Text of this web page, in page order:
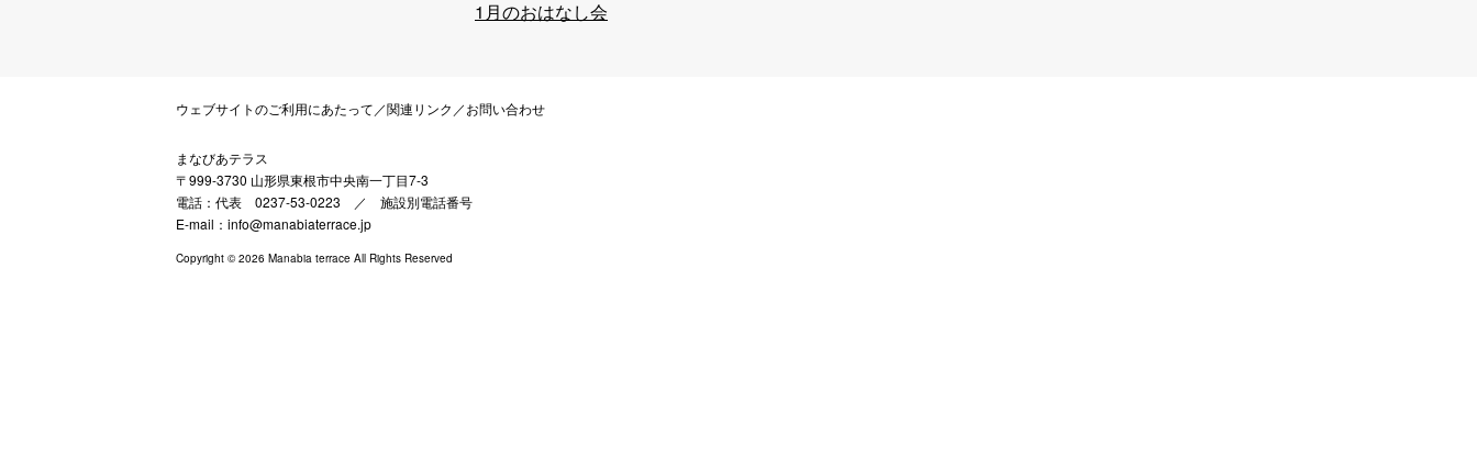
1月のおはなし会
ウェブサイトのご利用にあたって ／関連リンク ／お問い合わせ
まなびあテラス
〒999-3730 山形県東根市中央南一丁目7-3
電話：代表 0237-53-0223 ／ 施設別電話番号
E-mail：info@manabiaterrace.jp
Copyright © 2026 Manabia terrace All Rights Reserved